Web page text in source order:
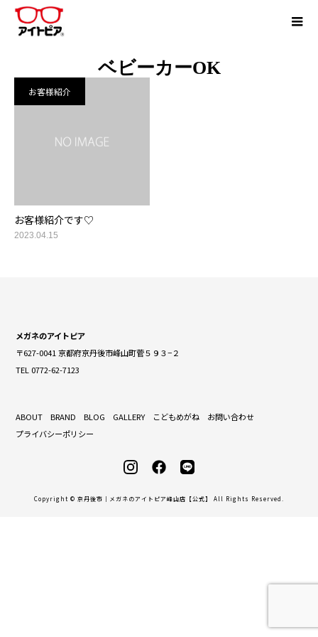
ベビーカーOK
お客様紹介
お客様紹介です♡
2023.04.15
メガネのアイトピア
〒627-0041 京都府京丹後市峰山町菅５９３−２
TEL 0772-62-7123
ABOUT BRAND BLOG GALLERY こどもめがね
お問い合わせ
プライバシーポリシー
Copyright © 京丹後市｜メガネのアイトピア峰山店【公式】 All Rights Reserved.